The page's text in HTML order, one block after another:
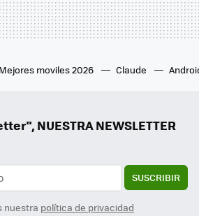
Mejores moviles 2026 Claude
NUESTRA NEWSLETTER
SUSCRIBIR
nuestra política de privacidad